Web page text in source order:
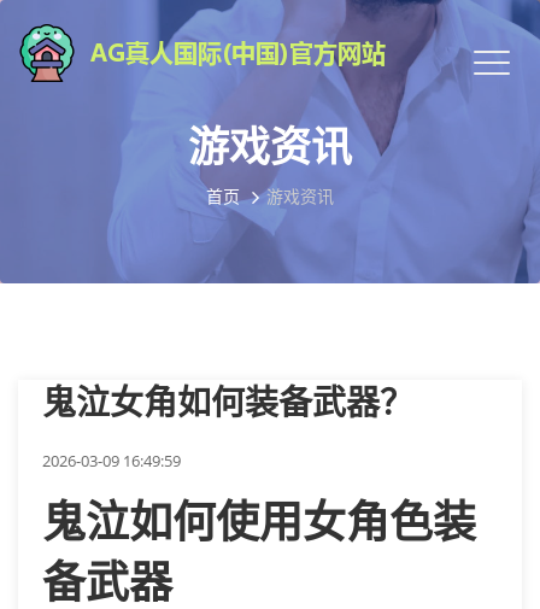
游戏资讯
首页 游戏资讯
鬼泣女角如何装备武器？
2026-03-09 16:49:59
鬼泣如何使用女角色装
备武器